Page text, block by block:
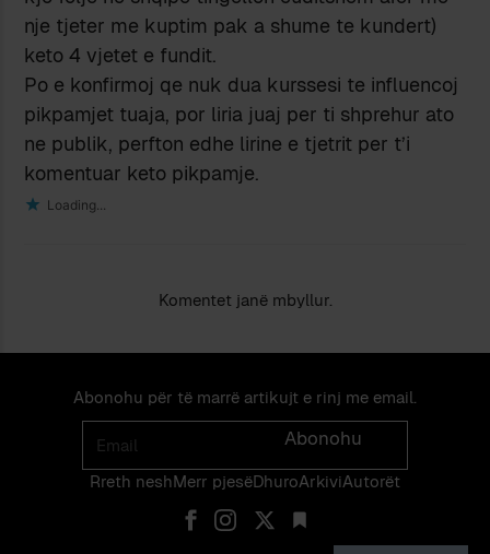
nje tjeter me kuptim pak a shume te kundert)
keto 4 vjetet e fundit.
Po e konfirmoj qe nuk dua kurssesi te influencoj
pikpamjet tuaja, por liria juaj per ti shprehur ato
ne publik, perfton edhe lirine e tjetrit per t’i
komentuar keto pikpamje.
Loading...
Komentet janë mbyllur.
Abonohu për të marrë artikujt e rinj me email.
Email
Abonohu
Rreth neshMerr pjes​​ë​DhuroArkiviAutorët